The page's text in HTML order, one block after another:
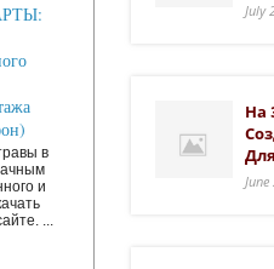
July
На
в
и
...